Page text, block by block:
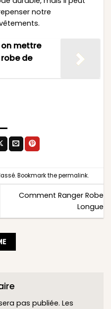
notre
mettre
de
. Bookmark thepermalink.
Comment Ranger Robe
Longue
pas publiée. Les